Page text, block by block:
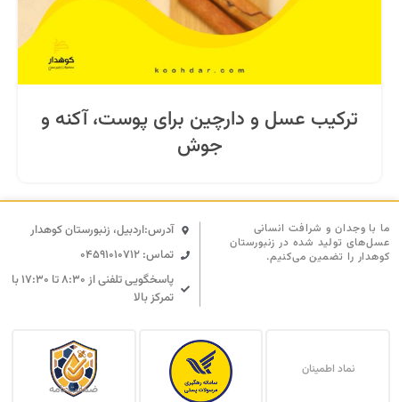
ترکیب عسل و دارچین برای پوست، آکنه و
جوش
آدرس:اردبیل، زنبورستان کوهدار
تماس: 04591010712
پاسخگویی تلفنی از ۸:۳۰ تا ۱۷:۳۰ با
تمرکز بالا
ما با وجدان و شرافت انسانی
عسل‌های تولید شده در زنبورستان
کوهدار را تضمین می‌کنیم.
نماد اطمینان
ضمانت نامه